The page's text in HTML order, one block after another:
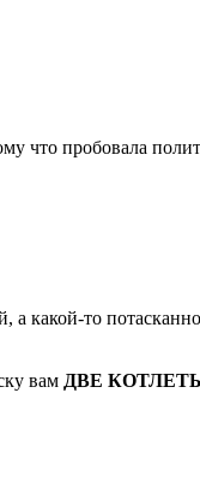
что пробовала
а какой-то
вам ДВЕ